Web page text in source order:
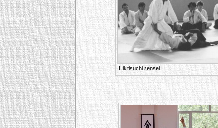
Hikitisuchi sensei